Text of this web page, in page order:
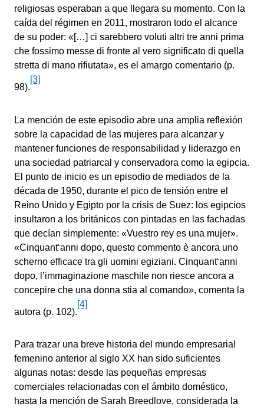
religiosas esperaban a que llegara su momento. Con la
caída del régimen en 2011, mostraron todo el alcance
de su poder: «[…] ci sarebbero voluti altri tre anni prima
che fossimo messe di fronte al vero significato di quella
stretta di mano rifiutata», es el amargo comentario (p.
98).
[3]
La mención de este episodio abre una amplia reflexión
sobre la capacidad de las mujeres para alcanzar y
mantener funciones de responsabilidad y liderazgo en
una sociedad patriarcal y conservadora como la egipcia.
El punto de inicio es un episodio de mediados de la
década de 1950, durante el pico de tensión entre el
Reino Unido y Egipto por la crisis de Suez: los egipcios
insultaron a los británicos con pintadas en las fachadas
que decían simplemente: «Vuestro rey es una mujer».
«Cinquant‘anni dopo, questo commento è ancora uno
scherno efficace tra gli uomini egiziani. Cinquant‘anni
dopo, l’immaginazione maschile non riesce ancora a
concepire che una donna stia al comando», comenta la
autora (p. 102).
[4]
Para trazar una breve historia del mundo empresarial
femenino anterior al siglo XX han sido suficientes
algunas notas: desde las pequeñas empresas
comerciales relacionadas con el ámbito doméstico,
hasta la mención de Sarah Breedlove, considerada la